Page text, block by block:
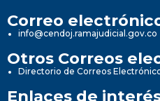
Correo
info@cendoj.ramajudicial.gov.co
Otros Correos
Directorio de Correos
Enlaces de